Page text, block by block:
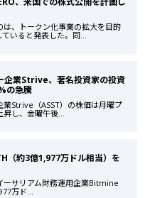
は、トークン化事業の拡大を目的
いると発表した。同...
企業Strive、著名投資家の投資
の急騰
業Strive（ASST）の株価は月曜プ
昇し、金曜午後...
約3億1,977万ドル相当）を
ーサリアム財務運用企業Bitmine
万ド...